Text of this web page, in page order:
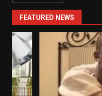
FEATURED NEWS